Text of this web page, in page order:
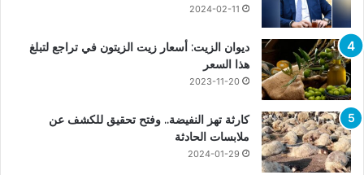
2024-02-11
ديوان الزيت: أسعار زيت الزيتون في تراجع لتبلغ
هذا السعر
2023-11-20
كارثة تهز النفيضة.. وفتح تحقيق للكشف عن
ملابسات الحادثة
2024-01-29